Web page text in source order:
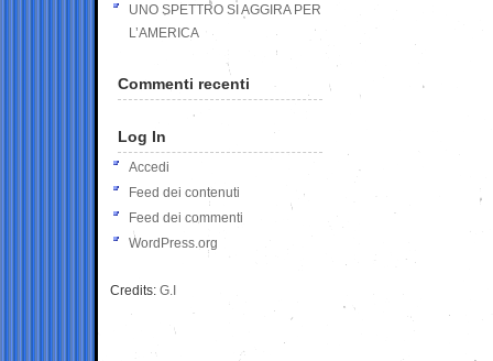
UNO SPETTRO SI AGGIRA PER
L’AMERICA
Commenti recenti
Log In
Accedi
Feed dei contenuti
Feed dei commenti
WordPress.org
Credits: G.I